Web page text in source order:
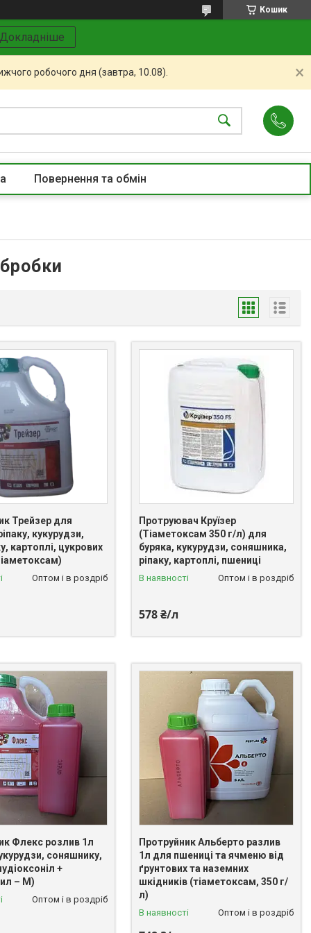
Кошик
Докладніше
робочого дня (завтра, 10.08).
Повернення та обмін
Трейзер для
кукурудзи,
картоплі, цукрових
Оптом і в роздріб
Протруювач Круїзер
(Тіаметоксам 350 г/л) для
буряка, кукурудзи, соняшника,
ріпаку, картоплі, пшениці
В наявності Оптом і в роздріб
578 ₴/л
Флекс розлив 1л
соняшнику,
+
– М)
Оптом і в роздріб
Протруйник Альберто разлив
1л для пшениці та ячменю від
ґрунтових та наземних
шкідників (тіаметоксам, 350 г/
л)
В наявності Оптом і в роздріб